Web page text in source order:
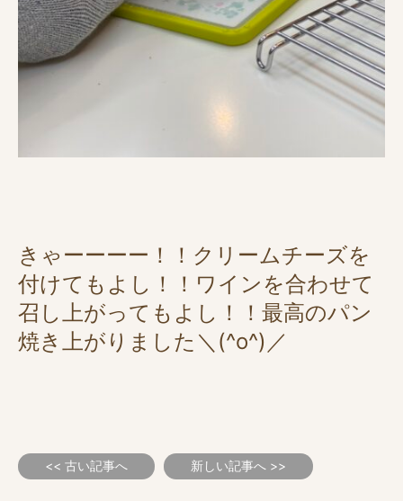
きゃーーーー！！クリームチーズを
付けてもよし！！ワインを合わせて
召し上がってもよし！！最高のパン
焼き上がりました＼(^o^)／
<< 古い記事へ 新しい記事へ >>